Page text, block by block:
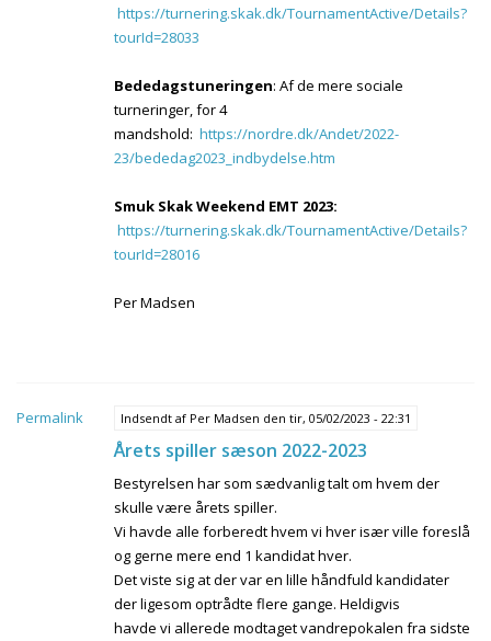
https://turnering.skak.dk/TournamentActive/Details?
tourId=28033
Bededagstuneringen: Af de mere sociale
turneringer, for 4
mandshold: https://nordre.dk/Andet/2022-
23/bededag2023_indbydelse.htm
Smuk Skak Weekend EMT 2023:
https://turnering.skak.dk/TournamentActive/Details?
tourId=28016
Per Madsen
Permalink Indsendt af Per Madsen den tir, 05/02/2023 - 22:31
Årets spiller sæson 2022-2023
Bestyrelsen har som sædvanlig talt om hvem der
skulle være årets spiller.
Vi havde alle forberedt hvem vi hver især ville foreslå
og gerne mere end 1 kandidat hver.
Det viste sig at der var en lille håndfuld kandidater
der ligesom optrådte flere gange. Heldigvis
havde vi allerede modtaget vandrepokalen fra sidste